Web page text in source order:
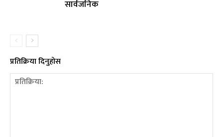
सार्वजनिक
प्रतिक्रिया दिनुहोस